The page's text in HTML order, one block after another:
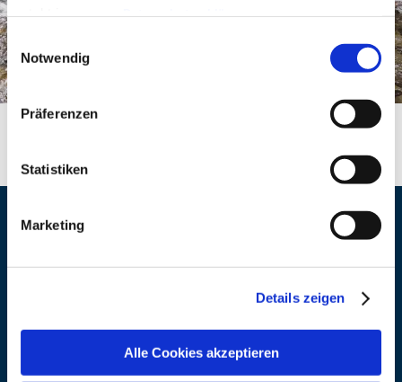
steht in unserer Datenschutzerklärung.
gelistet.
Einwilligungsauswahl
Notwendig
Präferenzen
Statistiken
Marketing
Details zeigen
Alle Cookies akzeptieren
vorbehalten.
Preisinformation
©
Veranstaltungsort
Reichenhaller Straße 100